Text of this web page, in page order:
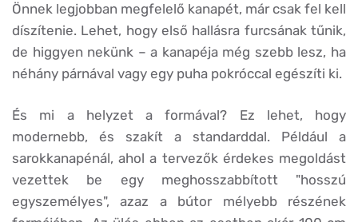
Önnek legjobban megfelelő kanapét, már csak fel kell
díszítenie. Lehet, hogy első hallásra furcsának tűnik,
de higgyen nekünk – a kanapéja még szebb lesz, ha
néhány párnával vagy egy puha pokróccal egészíti ki.
És mi a helyzet a formával? Ez lehet, hogy
modernebb, és szakít a standarddal. Például a
sarokkanapénál, ahol a tervezők érdekes megoldást
vezettek be egy meghosszabbított "hosszú
egyszemélyes", azaz a bútor mélyebb részének